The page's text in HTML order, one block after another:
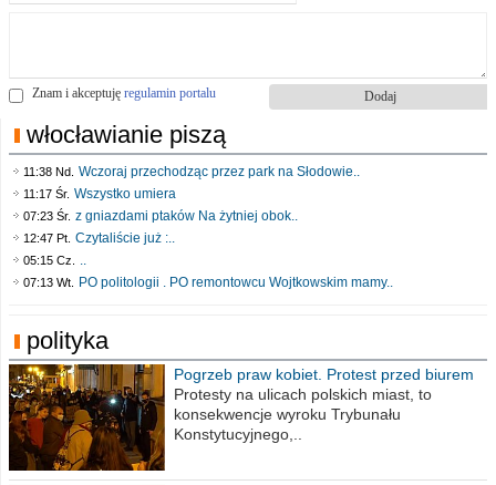
Znam i akceptuję regulamin portalu
włocławianie piszą
11:38 Nd. Wczoraj przechodząc przez park na Słodowie..
11:17 Śr. Wszystko umiera
07:23 Śr. z gniazdami ptaków Na żytniej obok..
12:47 Pt. Czytaliście już :..
05:15 Cz. ..
07:13 Wt. PO politologii . PO remontowcu Wojtkowskim mamy..
polityka
Pogrzeb praw kobiet. Protest przed biurem
poselskim PiS
Protesty na ulicach polskich miast, to
konsekwencje wyroku Trybunału
Konstytucyjnego,..